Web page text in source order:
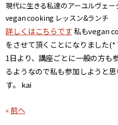
現代に生きる私達のアーユルヴェー
vegan cooking レッスン&ランチ
詳しくはこちらです私もvegan
をさせて頂くことになりました
1日より、講座ごとに一般の方も
るようなので私も参加しようと
す。 kai
«前へ